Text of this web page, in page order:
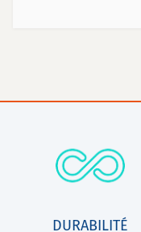
DURABILITÉ